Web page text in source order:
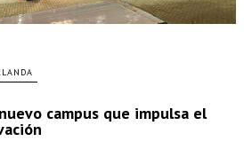
campus que impulsa el